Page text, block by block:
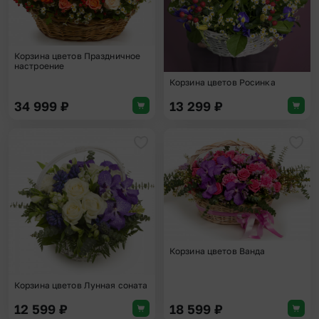
Корзина цветов Праздничное
настроение
34 999 ₽
Корзина цветов Росинка
13 299 ₽
Добавить в избранное
Корзина цветов Лунная соната
12 599 ₽
Корзина цветов Ванда
18 599 ₽